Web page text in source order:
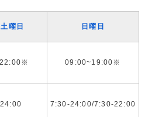
曜日 日曜日
09:00~19:00※
7:30-24:00/7:30-22:00